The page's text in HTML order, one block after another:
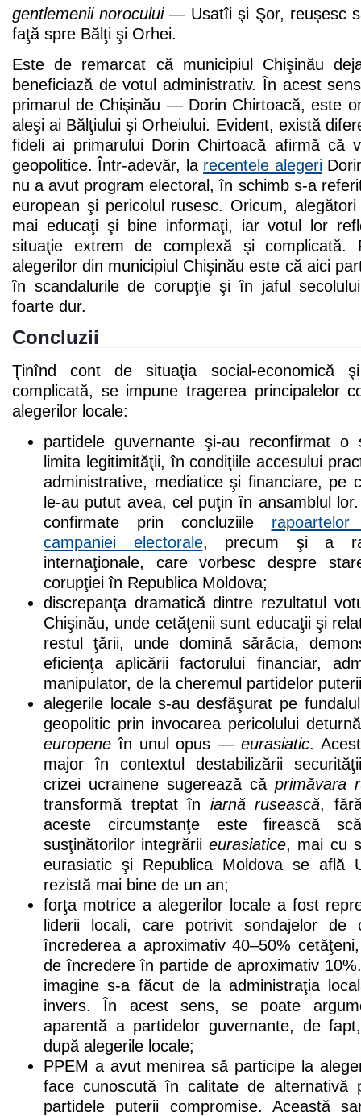
gentlemenii norocului— Usatîi şi Şor, reuşesc
faţă spre Bălţi şi Orhei.
Este de remarcat că municipiul Chişinău
beneficiază de votul administrativ. În acest
primarul de Chişinău — Dorin Chirtoacă, este
aleşi ai Bălţiului şi Orheiului. Evident, există
fideli ai primarului Dorin Chirtoacă afirmă că
geopolitice. Într-adevăr, la recentele alegeri
nu a avut program electoral, în schimb s-a
european şi pericolul rusesc. Oricum,
mai educaţi şi bine informaţi, iar votul lor
situaţie extrem de complexă şi complicată.
alegerilor din municipiul Chişinău este că aici
în scandalurile de corupţie şi în jaful
foarte dur.
Concluzii
Ţinînd cont de situaţia social-economică
complicată, se impune tragerea principalelor
alegerilor locale:
partidele guvernante şi-au reconfirmat o
limita legitimităţii, în condiţiile accesului
administrative, mediatice şi financiare, pe
le-au putut avea, cel puţin în ansamblul
confirmate prin concluziile
campaniei electorale, precum şi a
internaţionale, care vorbesc despre
corupţiei în Republica Moldova;
discrepanţa dramatică dintre rezultatul
Chişinău, unde cetăţenii sunt educaţii şi
restul ţării, unde domină sărăcia,
eficienţa aplicării factorului financiar,
manipulator, de la cheremul partidelor
alegerile locale s-au desfăşurat pe
geopolitic prin invocarea pericolului
europene în unul opus — eurasiatic.
major în contextul destabilizării
crizei ucrainene sugerează că primăvara
transformă treptat în iarnă rusească,
aceste circumstanţe este firească
susţinătorilor integrăriieurasiatice, mai cu
eurasiatic şi Republica Moldova se află
rezistă mai bine de un an;
forţa motrice a alegerilor locale a fost
liderii locali, care potrivit sondajelor de
încrederea a aproximativ 40–50%
de încredere în partide de aproximativ
imagine s-a făcut de la administraţia
invers. În acest sens, se poate
aparentă a partidelor guvernante, de
după alegerile locale;
PPEM a avut menirea să participe la
face cunoscută în calitate de alternativă
partidele puterii compromise. Această